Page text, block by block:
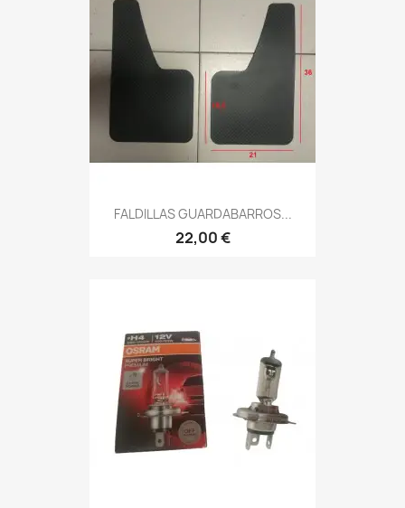
FALDILLAS GUARDABARROS...
22,00 €